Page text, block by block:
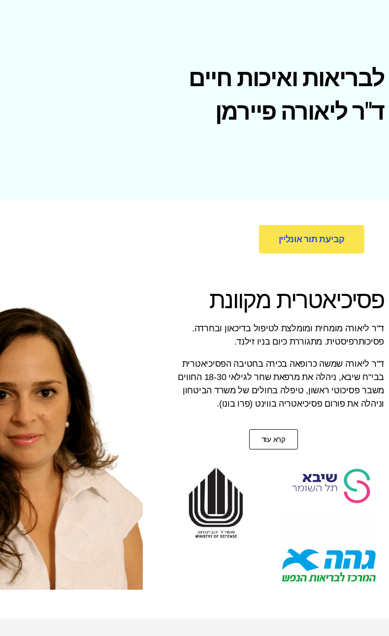
לבריאות ואיכות חיים
ד"ר ליאורה פיירמן
קביעת תור אונליין
פסיכיאטרית מקוונת
ד"ר ליאורה מומחית ומומלצת לטיפול בדיכאון ובחרדה.
פסיכותרפיסטית. מתגוררת כיום בניו זילנד.
ד"ר ליאורה שמשה כרופאה בכירה בחטיבה הפסיכיאטרית
בבי"ח שיבא, ניהלה את מרפאת שחר לגילאי 18-30 החווים
משבר פסיכוטי ראשון, טיפלה בחולים של משרד הביטחון
וניהלה את פורום פסיכיאטריה בווינט (פרו בונו).
קרא עוד